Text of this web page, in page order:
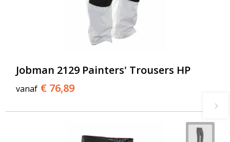
Jobman 2129 Painters' Trousers HP
vanaf € 76,89